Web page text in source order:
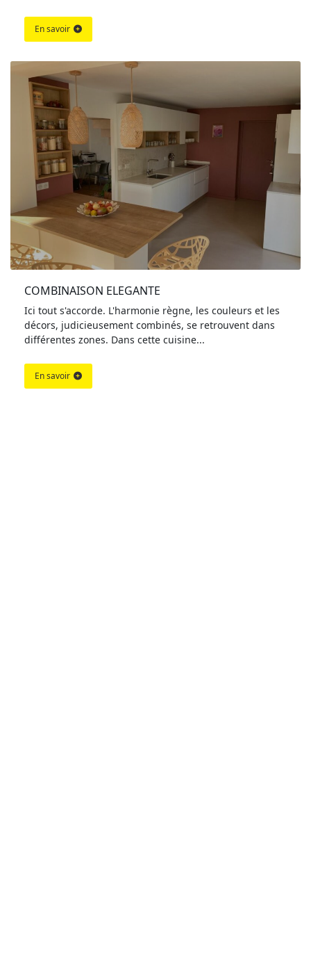
En savoir
COMBINAISON ELEGANTE
Ici tout s'accorde. L'harmonie règne, les couleurs et les
décors, judicieusement combinés, se retrouvent dans
différentes zones. Dans cette cuisine...
En savoir